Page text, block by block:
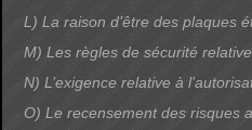
L) La raison d’être des plaques
M) Les règles de sécurité
N) L’exigence relative à
O) Le recensement des risques